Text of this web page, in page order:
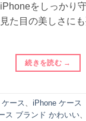
をしっかり
た目の美しさに
続きを読む →
ース iPhone ケース
ス ブランド かわいい